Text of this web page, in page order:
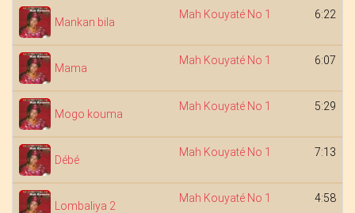
Mankan bila
Mah Kouyaté No 1 6:22
Mama
Mah Kouyaté No 1 6:07
Mogo kouma
Mah Kouyaté No 1 5:29
Débé
Mah Kouyaté No 1 7:13
Lombaliya 2
Mah Kouyaté No 1 4:58